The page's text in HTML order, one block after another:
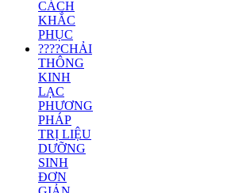
CÁCH
KHẮC
PHỤC
????CHẢI
THÔNG
KINH
LẠC
PHƯƠNG
PHÁP
TRỊ LIỆU
DƯỠNG
SINH
ĐƠN